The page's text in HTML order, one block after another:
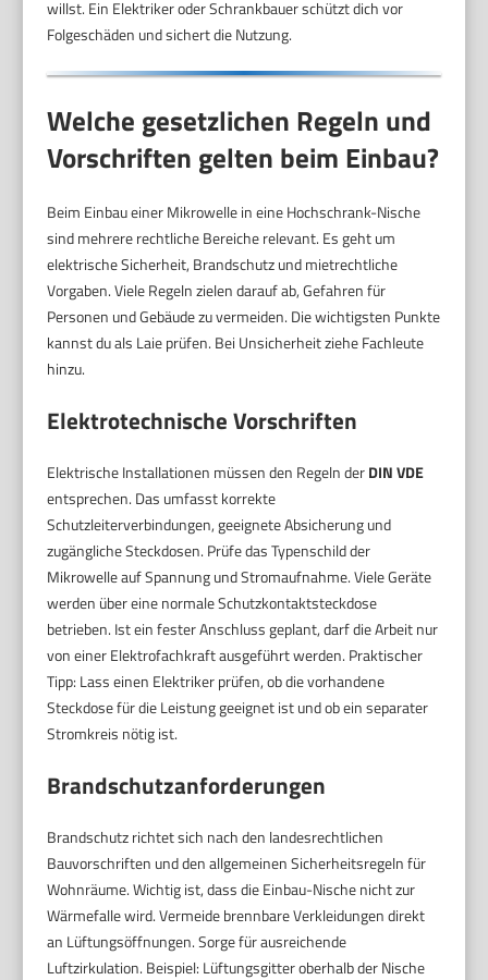
willst. Ein Elektriker oder Schrankbauer schützt dich vor
Folgeschäden und sichert die Nutzung.
Welche gesetzlichen Regeln und
Vorschriften gelten beim Einbau?
Beim Einbau einer Mikrowelle in eine Hochschrank-Nische
sind mehrere rechtliche Bereiche relevant. Es geht um
elektrische Sicherheit, Brandschutz und mietrechtliche
Vorgaben. Viele Regeln zielen darauf ab, Gefahren für
Personen und Gebäude zu vermeiden. Die wichtigsten Punkte
kannst du als Laie prüfen. Bei Unsicherheit ziehe Fachleute
hinzu.
Elektrotechnische Vorschriften
Elektrische Installationen müssen den Regeln derDIN VDE
entsprechen. Das umfasst korrekte
Schutzleiterverbindungen, geeignete Absicherung und
zugängliche Steckdosen. Prüfe das Typenschild der
Mikrowelle auf Spannung und Stromaufnahme. Viele Geräte
werden über eine normale Schutzkontaktsteckdose
betrieben. Ist ein fester Anschluss geplant, darf die Arbeit nur
von einer Elektrofachkraft ausgeführt werden. Praktischer
Tipp: Lass einen Elektriker prüfen, ob die vorhandene
Steckdose für die Leistung geeignet ist und ob ein separater
Stromkreis nötig ist.
Brandschutzanforderungen
Brandschutz richtet sich nach den landesrechtlichen
Bauvorschriften und den allgemeinen Sicherheitsregeln für
Wohnräume. Wichtig ist, dass die Einbau-Nische nicht zur
Wärmefalle wird. Vermeide brennbare Verkleidungen direkt
an Lüftungsöffnungen. Sorge für ausreichende
Luftzirkulation. Beispiel: Lüftungsgitter oberhalb der Nische